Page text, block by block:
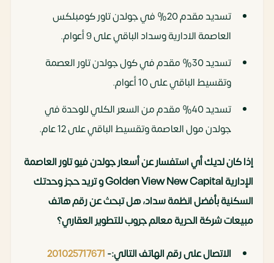
تسديد مقدم 20% في جولدن تاور كومبلكس
العاصمة الادارية وسداد الباقي على 9 أعوام.
تسديد 30% مقدم في كول جولدن تاور العصمة
وتقسيط الباقي على 10 أعوام.
تسديد 40% مقدم من السعر الكلي للوحدة في
جولدن مول العاصمة وتقسيط الباقي على 12 عام.
إذا كان لديك أي استفسار عن أسعار جولدن فيو تاور العاصمة
الإدارية Golden View New Capital
و تريد حجز وحدتك
السكنية بأفضل انظمة سداد، هل تبحث عن رقم هاتف
مبيعات شركة الحرية معالم جروب للتطوير العقاري؟
الاتصال على رقم الهاتف التالي:-201025717671